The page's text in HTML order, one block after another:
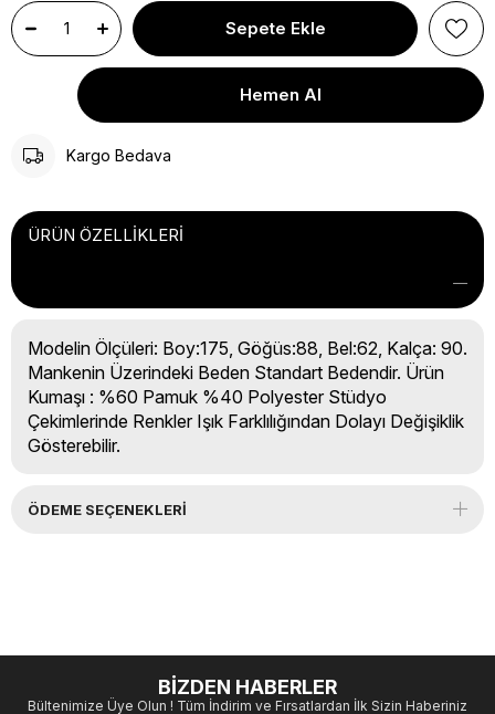
Kargo Bedava
ÜRÜN ÖZELLIKLERI
Modelin Ölçüleri: Boy:175, Göğüs:88, Bel:62, Kalça: 90.
Mankenin Üzerindeki Beden Standart Bedendir. Ürün
Kumaşı : %60 Pamuk %40 Polyester Stüdyo
Çekimlerinde Renkler Işık Farklılığından Dolayı Değişiklik
Gösterebilir.
ÖDEME SEÇENEKLERI
BİZDEN HABERLER
Bültenimize Üye Olun ! Tüm İndirim ve Fırsatlardan İlk Sizin Haberiniz